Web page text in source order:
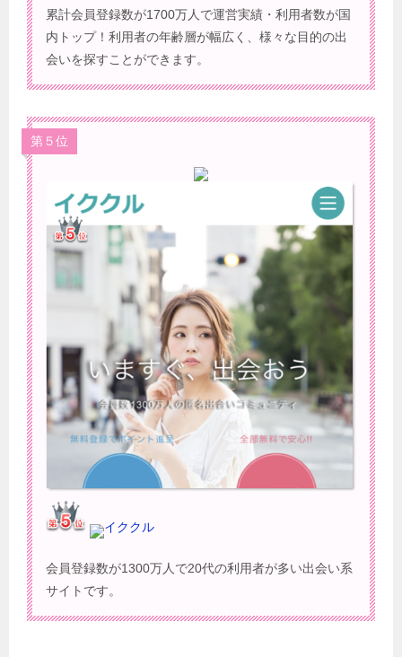
累計会員登録数が1700万人で運営実績・利用者数が国
内トップ！利用者の年齢層が幅広く、様々な目的の出
会いを探すことができます。
第５位
イククル
会員登録数が1300万人で20代の利用者が多い出会い系
サイトです。